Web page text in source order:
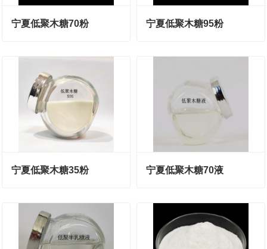
宁夏低聚木糖70粉 宁夏低聚木糖95粉
宁夏低聚木糖35粉 宁夏低聚木糖70液